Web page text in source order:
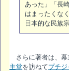
あった」「長
はまったくな
日本的な民族
さらに著者は、幕
主堂を訪ねてプチ